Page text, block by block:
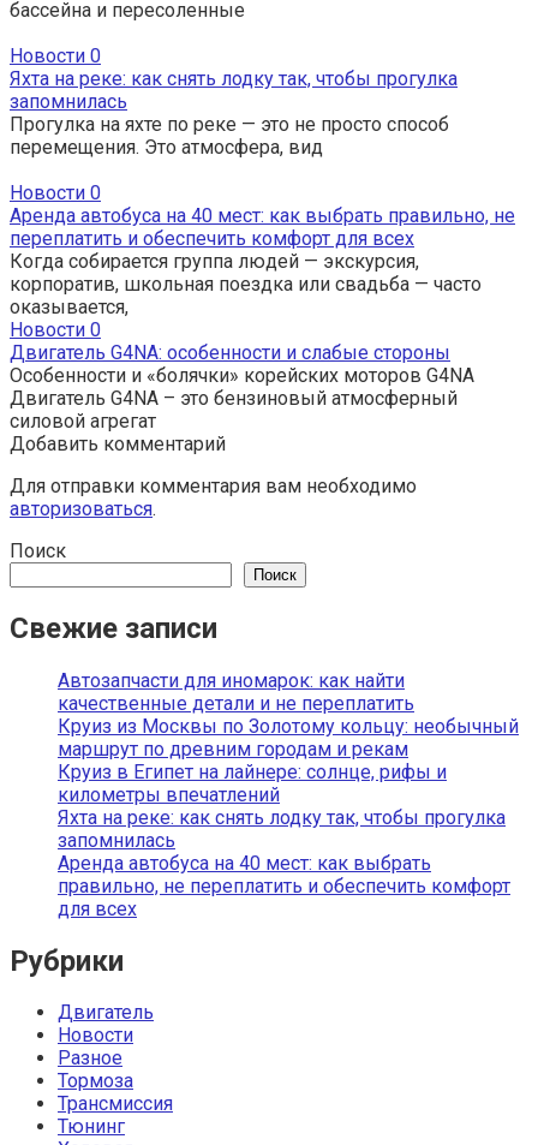
бассейна и пересоленные
Новости 0
Яхта на реке: как снять лодку так, чтобы прогулка
запомнилась
Прогулка на яхте по реке — это не просто способ
перемещения. Это атмосфера, вид
Новости 0
Аренда автобуса на 40 мест: как выбрать правильно, не
переплатить и обеспечить комфорт для всех
Когда собирается группа людей — экскурсия,
корпоратив, школьная поездка или свадьба — часто
оказывается,
Новости 0
Двигатель G4NA: особенности и слабые стороны
Особенности и «болячки» корейских моторов G4NA
Двигатель G4NA – это бензиновый атмосферный
силовой агрегат
Добавить комментарий
Для отправки комментария вам необходимо
авторизоваться.
Поиск
Поиск
Свежие записи
Автозапчасти для иномарок: как найти
качественные детали и не переплатить
Круиз из Москвы по Золотому кольцу: необычный
маршрут по древним городам и рекам
Круиз в Египет на лайнере: солнце, рифы и
километры впечатлений
Яхта на реке: как снять лодку так, чтобы прогулка
запомнилась
Аренда автобуса на 40 мест: как выбрать
правильно, не переплатить и обеспечить комфорт
для всех
Рубрики
Двигатель
Новости
Разное
Тормоза
Трансмиссия
Тюнинг